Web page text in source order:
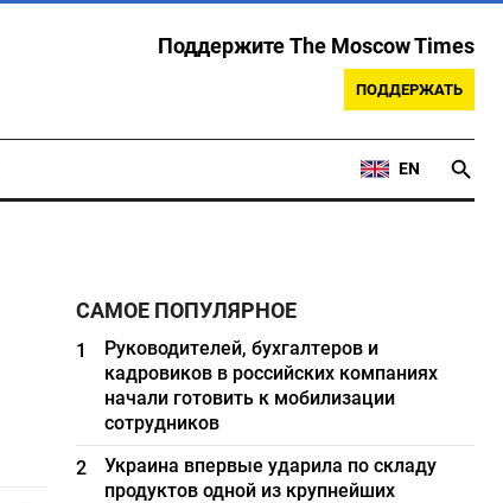
Поддержите The Moscow Times
ПОДДЕРЖАТЬ
EN
САМОЕ ПОПУЛЯРНОЕ
1
Руководителей, бухгалтеров и
кадровиков в российских компаниях
начали готовить к мобилизации
сотрудников
2
Украина впервые ударила по складу
продуктов одной из крупнейших